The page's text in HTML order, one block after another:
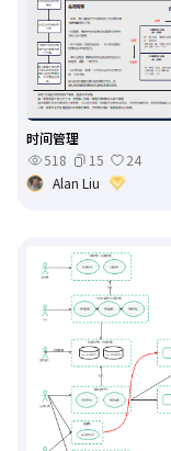
时间管理
518
15
24
Alan Liu